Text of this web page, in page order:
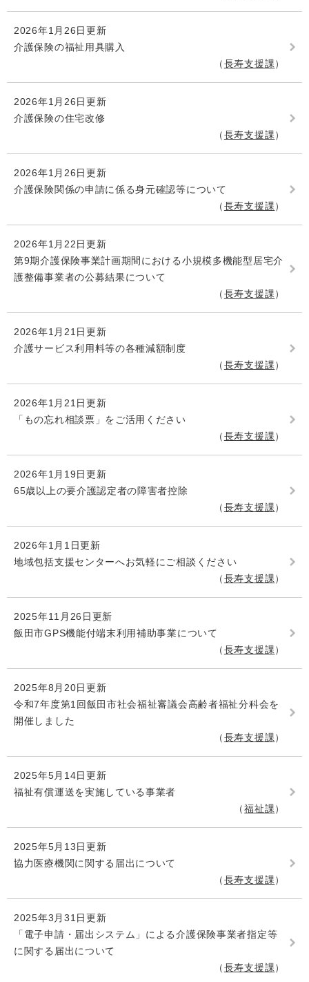
2026年1月26日更新
介護保険の福祉用具購入
長寿支援課
2026年1月26日更新
介護保険の住宅改修
長寿支援課
2026年1月26日更新
介護保険関係の申請に係る身元確認等について
長寿支援課
2026年1月22日更新
第9期介護保険事業計画期間における小規模多機能型居宅介
護整備事業者の公募結果について
長寿支援課
2026年1月21日更新
介護サービス利用料等の各種減額制度
長寿支援課
2026年1月21日更新
「もの忘れ相談票」をご活用ください
長寿支援課
2026年1月19日更新
65歳以上の要介護認定者の障害者控除
長寿支援課
2026年1月1日更新
地域包括支援センターへお気軽にご相談ください
長寿支援課
2025年11月26日更新
飯田市GPS機能付端末利用補助事業について
長寿支援課
2025年8月20日更新
令和7年度第1回飯田市社会福祉審議会高齢者福祉分科会を
開催しました
長寿支援課
2025年5月14日更新
福祉有償運送を実施している事業者
福祉課
2025年5月13日更新
協力医療機関に関する届出について
長寿支援課
2025年3月31日更新
「電子申請・届出システム」による介護保険事業者指定等
に関する届出について
長寿支援課